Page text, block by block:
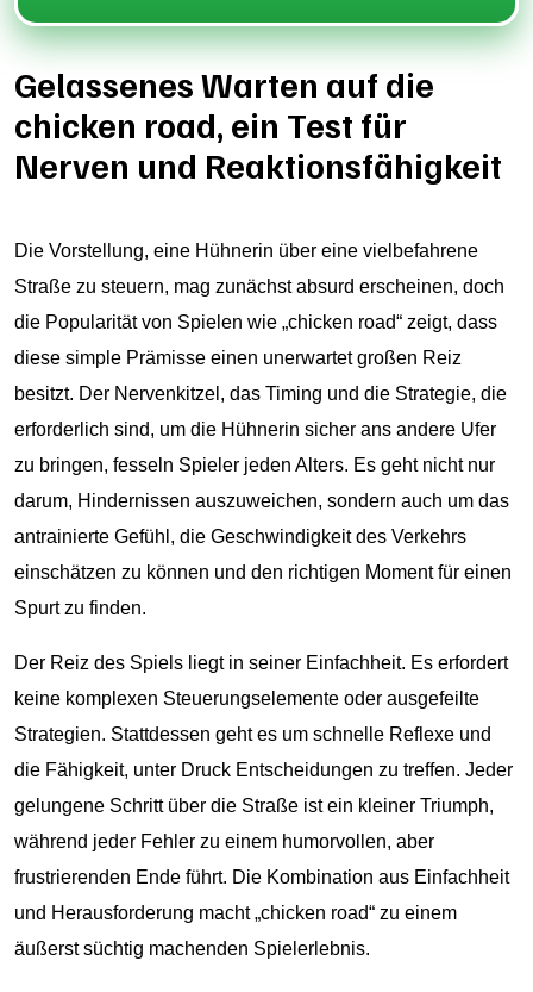
Gelassenes Warten auf die
chicken road, ein Test für
Nerven und Reaktionsfähigkeit
Die Vorstellung, eine Hühnerin über eine vielbefahrene
Straße zu steuern, mag zunächst absurd erscheinen, doch
die Popularität von Spielen wie „chicken road“ zeigt, dass
diese simple Prämisse einen unerwartet großen Reiz
besitzt. Der Nervenkitzel, das Timing und die Strategie, die
erforderlich sind, um die Hühnerin sicher ans andere Ufer
zu bringen, fesseln Spieler jeden Alters. Es geht nicht nur
darum, Hindernissen auszuweichen, sondern auch um das
antrainierte Gefühl, die Geschwindigkeit des Verkehrs
einschätzen zu können und den richtigen Moment für einen
Spurt zu finden.
Der Reiz des Spiels liegt in seiner Einfachheit. Es erfordert
keine komplexen Steuerungselemente oder ausgefeilte
Strategien. Stattdessen geht es um schnelle Reflexe und
die Fähigkeit, unter Druck Entscheidungen zu treffen. Jeder
gelungene Schritt über die Straße ist ein kleiner Triumph,
während jeder Fehler zu einem humorvollen, aber
frustrierenden Ende führt. Die Kombination aus Einfachheit
und Herausforderung macht „chicken road“ zu einem
äußerst süchtig machenden Spielerlebnis.